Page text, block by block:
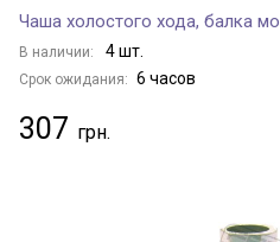
Чаша холостого хода, балка
В наличии: 4 шт.
Срок ожидания: 6 часов
307